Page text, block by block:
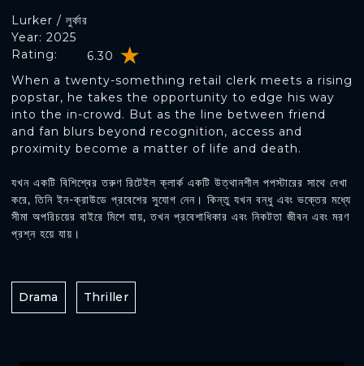
Lurker / লুর্কার
Rating: 6.30
Year: 2025
When a twenty-something retail clerk meets a rising
popstar, he takes the opportunity to edge his way
into the in-crowd. But as the line between friend
and fan blurs beyond recognition, access and
proximity become a matter of life and death.
যখন একটি বিশিশ্বের তরুণ রিটেইল ক্লার্ক একটি উত্থানশীল পপস্টারের সাথে দেখা
করে, তিনি ইন-ক্রাউডে প্রবেশের সুযোগ নেন। কিন্তু যখন বন্ধু এবং ভক্তের মধ্যে
সীমা অপরিচয়ের বাইরে মিশে যায়, তখন প্রবেশাধিকার এবং নিকটতা জীবন এবং মরণ
প্রশ্ন হয়ে যায়।
Drama Thriller